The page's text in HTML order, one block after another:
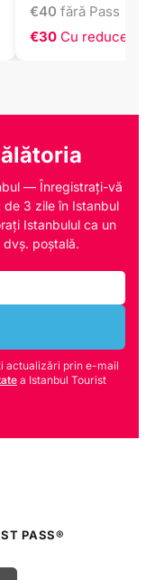
€40 fără Pass
€30 Cu reducere
— Înregistrați-vă
3 zile în Istanbul
Istanbulul ca un
poștală.
actualizări prin e-mail
a Istanbul Tourist
PASS®